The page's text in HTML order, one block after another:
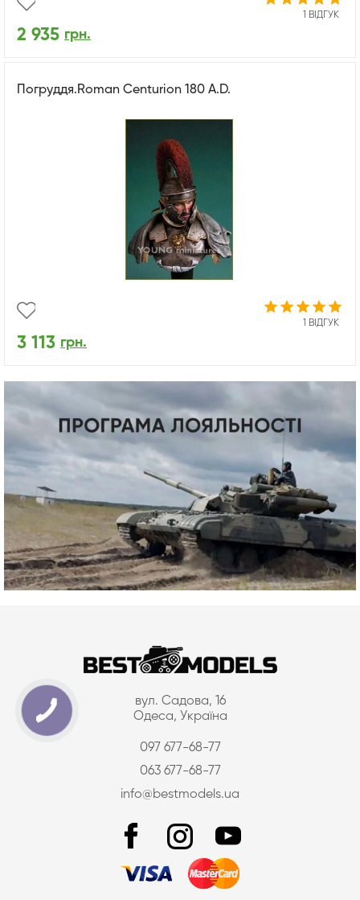
1 ВІДГУК
2 935 грн.
Погруддя.Roman Centurion 180 A.D.
1 ВІДГУК
3 113 грн.
вул. Садова, 16
Одеса, Україна
097 677-68-77
063 677-68-77
info@bestmodels.ua